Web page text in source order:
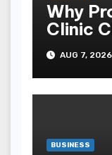
Why
Clinic
Safety
AUG 7, 2026
BUSINESS